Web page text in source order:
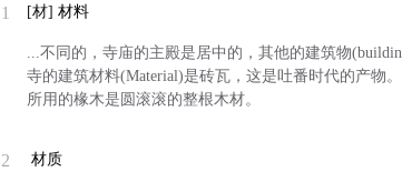
1 [材] 材料
...不同的，寺庙的主殿是居中的，其他的建筑物
寺的建筑材料(Material)是砖瓦，这是吐番时代的产物
所用的椽木是圆滚滚的整根木材。
2
材质